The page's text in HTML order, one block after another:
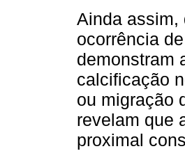
Ainda assim,
ocorrência de
demonstram
calcificação
ou migração
revelam que
proximal